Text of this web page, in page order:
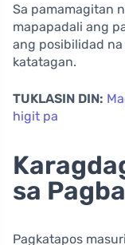
Sa pamamagitan
mapapadali ang
ang posibilidad
katatagan.
TUKLASIN DIN:
higit pa
sa
Pagkatapos